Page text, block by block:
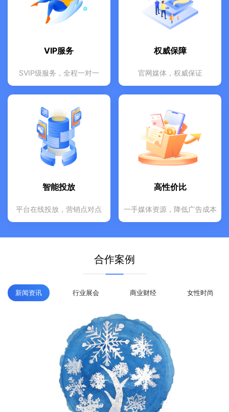
VIP服务
SVIP级服务，全程一对一
VIP服务
专业项目小组全程跟进
7*24小时快速响应
一对一专属顾问在线指导
权威保障
官网媒体，权威保证
权威保障
数据精准，投放效果可查
杜绝假站，假号，真实媒体资源
全程跟进，及时优化投放策略
智能投放
平台在线投放，营销点对点
精准高效投放，锁定目标受众
多维度媒体筛选，便捷高效下单
投放数据分析，掌握行业竞品动
媒体资源精细分类，高效选择
高性价比
一手媒体资源，降低广告成本
高性价比
6000+一手媒体资源，优势凸显
针对性地媒体投放，精准高效
合作案例
新闻资讯 行业展会 商业财经 女性时尚